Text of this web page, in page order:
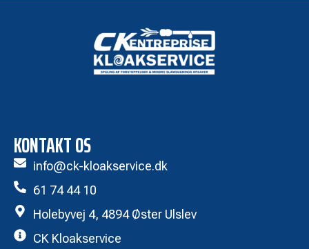
KONTAKT OS
info@ck-kloakservice.dk
61 74 44 10
Holebyvej 4, 4894 Øster Ulslev
CK Kloakservice